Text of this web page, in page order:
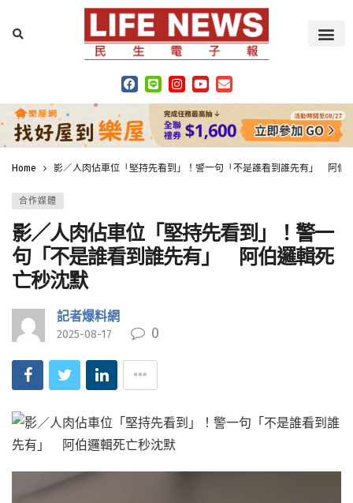
Home 影／人肉佔車位「堅持先看到」！警一句「不是誰看到誰先有」 阿伯
合作媒體
影／人肉佔車位「堅持先看到」！警一
句「不是誰看到誰先有」 阿伯邏輯死
亡秒沈默
記者爆料網
2025-08-17 0